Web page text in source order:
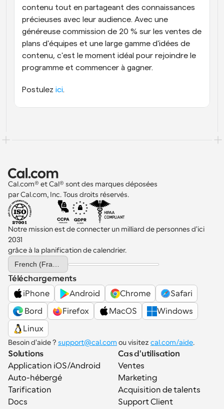
contenu tout en partageant des connaissances
précieuses avec leur audience. Avec une
généreuse commission de 20 % sur les ventes de
plans d'équipes et une large gamme d'idées de
contenu, c'est le moment idéal pour rejoindre le
programme et commencer à gagner.
Postulez ici.
Cal.com® et Cal® sont des marques déposées
par Cal.com, Inc. Tous droits réservés.
Notre mission est de connecter un milliard de personnes d'ici
2031
grâce à la planification de calendrier.
Select Language
Téléchargements
iPhone
Android Chrome
Safari
Bord
Firefox MacOS
Windows
Linux
Besoin d'aide ? support@cal.com ou visitez cal.com/aide.
Solutions
Application iOS/Android
Auto-hébergé
Tarification
Docs
Cas d'utilisation
Ventes
Marketing
Acquisition de talents
Support Client